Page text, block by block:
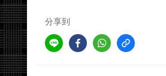
分享到